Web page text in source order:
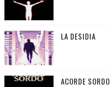
LA DESIDIA
ACORDE SORDO